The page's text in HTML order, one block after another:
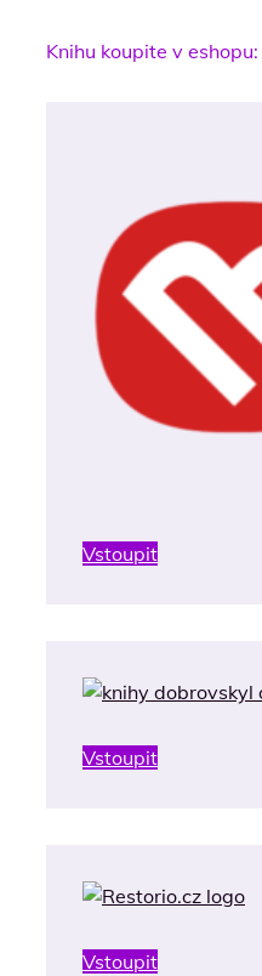
Knihu koupite v eshopu:
Vstoupit
Vstoupit
Vstoupit